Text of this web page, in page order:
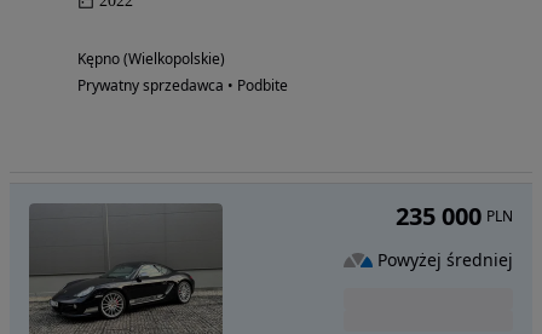
Kępno (Wielkopolskie)
Prywatny sprzedawca • Podbite
235 000 PLN
Powyżej średniej